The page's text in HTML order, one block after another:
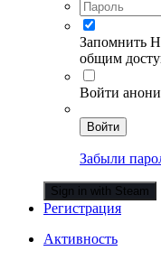
Запомнить
общим
Войти
Войти
Забыли
Sign in with Steam
Регистрация
Активность